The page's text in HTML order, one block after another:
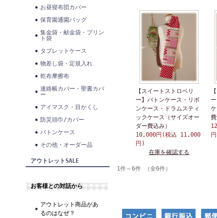
お昼寝布団カバー
保育園通園バッグ
集金袋・献金袋・プリン
ト袋
タブレットケース
物差し袋・定規入れ
乾布摩擦布
連絡帳カバー・聖書カバ
ー
アイマスク・目かくし
防災頭巾/カバー
バトンケース
その他・オーダー品
アウトレットSALE
お客様との対話から
アウトレット商品があ
るのはなぜ？
【スイートストロベリ
ー】バトンケース・リボ
ンケース・ドラムスティ
ックケース（サイズオー
ダー費込み）
10,000円(税込 11,000
円)
在庫を確認する
1件～6件 （全6件）